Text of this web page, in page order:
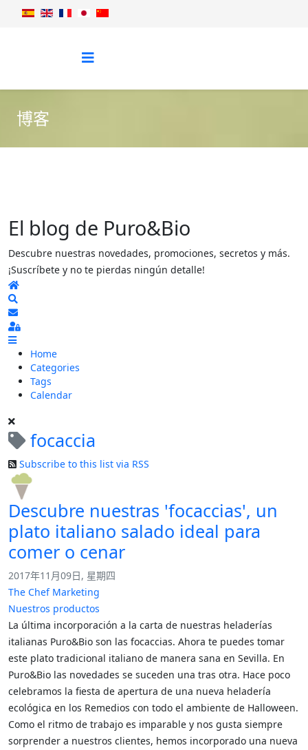
博客
El blog de Puro&Bio
Descubre nuestras novedades, promociones, secretos y más.
¡Suscríbete y no te pierdas ningún detalle!
Home
Subscribe to blog
Sign In
Home
Categories
Tags
Calendar
focaccia
Subscribe to this list via RSS
Descubre nuestras 'focaccias', un
plato italiano salado ideal para
comer o cenar
2017年11月09日, 星期四
The Chef Marketing
Nuestros productos
La última incorporación a la carta de nuestras heladerías
italianas Puro&Bio son las focaccias. Ahora te puedes tomar
este plato tradicional italiano de manera sana en Sevilla. En
Puro&Bio las novedades se suceden una tras otra. Hace poco
celebramos la fiesta de apertura de una nueva heladería
ecológica en los Remedios con todo el ambiente de Halloween.
Como el ritmo de trabajo es imparable y nos gusta siempre
sorprender a nuestros clientes, hemos incorporado una nueva